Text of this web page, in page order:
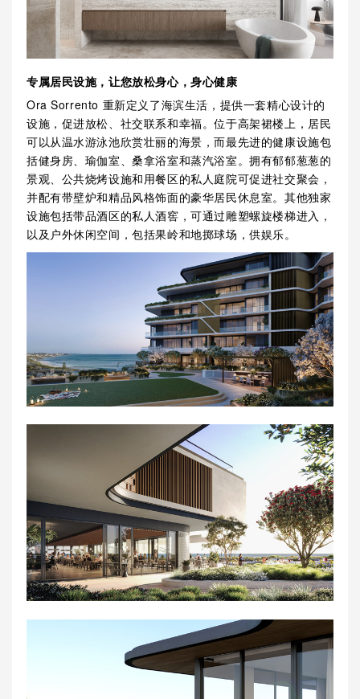
专属居民设施，让您放松身心，身心健康
Ora Sorrento 重新定义了海滨生活，提供一套精心设计的
设施，促进放松、社交联系和幸福。位于高架裙楼上，居民
可以从温水游泳池欣赏壮丽的海景，而最先进的健康设施包
括健身房、瑜伽室、桑拿浴室和蒸汽浴室。拥有郁郁葱葱的
景观、公共烧烤设施和用餐区的私人庭院可促进社交聚会，
并配有带壁炉和精品风格饰面的豪华居民休息室。其他独家
设施包括带品酒区的私人酒窖，可通过雕塑螺旋楼梯进入，
以及户外休闲空间，包括果岭和地掷球场，供娱乐。